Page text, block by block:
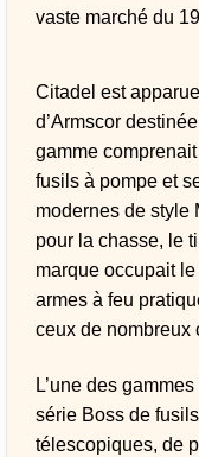
vaste marché du
Citadel est
d’Armscor
gamme
fusils à pompe et
modernes de style
pour la chasse, le
marque occupait
armes à feu
ceux de nombreux
L’une des
série Boss de
télescopiques, de